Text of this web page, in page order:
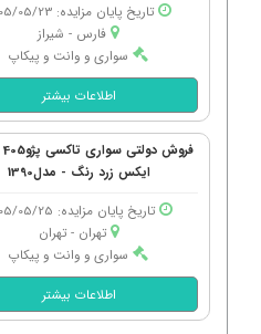
تاریخ پایان مزایده: 1405/05/23
فارس - شیراز
سواری و وانت و پیکاپ
اطلاعات بیشتر
ایکس زرد رنگ - مدل1390
تاریخ پایان مزایده: 1405/05/25
تهران - تهران
سواری و وانت و پیکاپ
اطلاعات بیشتر